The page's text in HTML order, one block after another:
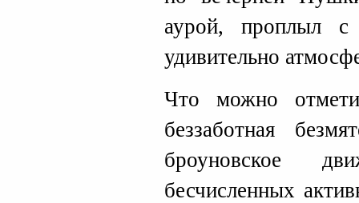
аурой, проплыл с
удивительно
Что можно
беззаботная
броуновское
бесчисленных